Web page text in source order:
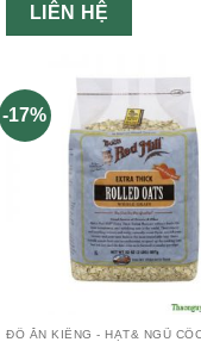
LIÊN HỆ
-17%
ĐỒ ĂN KIÊNG - HẠT& NGŨ